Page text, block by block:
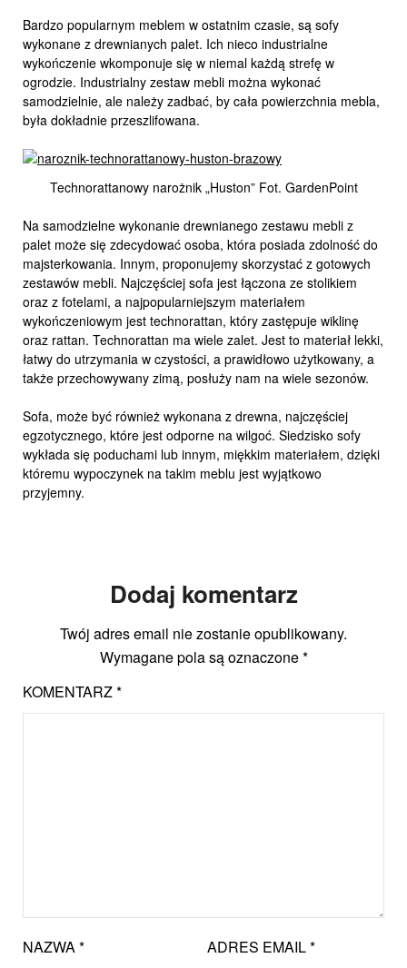
Bardzo popularnym meblem w ostatnim czasie, są sofy
wykonane z drewnianych palet. Ich nieco industrialne
wykończenie wkomponuje się w niemal każdą strefę w
ogrodzie. Industrialny zestaw mebli można wykonać
samodzielnie, ale należy zadbać, by cała powierzchnia mebla,
była dokładnie przeszlifowana.
Technorattanowy narożnik „Huston” Fot. GardenPoint
Na samodzielne wykonanie drewnianego zestawu mebli z
palet może się zdecydować osoba, która posiada zdolność do
majsterkowania. Innym, proponujemy skorzystać z gotowych
zestawów mebli. Najczęściej sofa jest łączona ze stolikiem
oraz z fotelami, a najpopularniejszym materiałem
wykończeniowym jest technorattan, który zastępuje wiklinę
oraz rattan. Technorattan ma wiele zalet. Jest to materiał lekki,
łatwy do utrzymania w czystości, a prawidłowo użytkowany, a
także przechowywany zimą, posłuży nam na wiele sezonów.
Sofa, może być również wykonana z drewna, najczęściej
egzotycznego, które jest odporne na wilgoć. Siedzisko sofy
wykłada się poduchami lub innym, miękkim materiałem, dzięki
któremu wypoczynek na takim meblu jest wyjątkowo
przyjemny.
Dodaj komentarz
Twój adres email nie zostanie opublikowany.
Wymagane pola są oznaczone*
KOMENTARZ*
NAZWA* ADRES EMAIL*